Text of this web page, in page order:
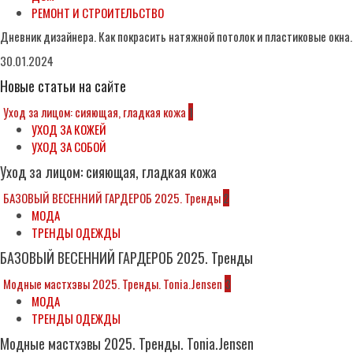
РЕМОНТ И СТРОИТЕЛЬСТВО
Дневник дизайнера. Как покрасить натяжной потолок и пластиковые окна.
30.01.2024
Новые статьи на сайте
Уход за лицом: сияющая, гладкая кожа 1
УХОД ЗА КОЖЕЙ
УХОД ЗА СОБОЙ
Уход за лицом: сияющая, гладкая кожа
БАЗОВЫЙ ВЕСЕННИЙ ГАРДЕРОБ 2025. Тренды2
МОДА
ТРЕНДЫ ОДЕЖДЫ
БАЗОВЫЙ ВЕСЕННИЙ ГАРДЕРОБ 2025. Тренды
Модные мастхэвы 2025. Тренды. Tonia.Jensen 3
МОДА
ТРЕНДЫ ОДЕЖДЫ
Модные мастхэвы 2025. Тренды. Tonia.Jensen